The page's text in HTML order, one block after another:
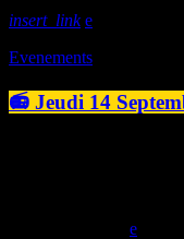
insert_link
Evenements
📻 Jeudi 14